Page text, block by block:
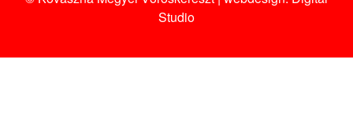
Studio